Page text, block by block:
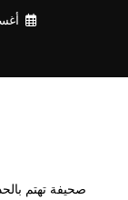
صحيفة تهتم